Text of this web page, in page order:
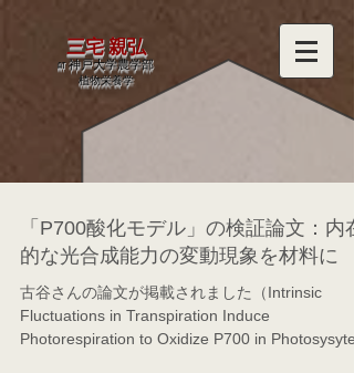
三宅 親弘
at 神戸大学農学部
​植物栄養学
「P700酸化モデル」の検証論文：内在
的な光合成能力の変動現象を材料に
古谷さんの論文が掲載されました（Intrinsic
Fluctuations in Transpiration Induce
Photorespiration to Oxidize P700 in